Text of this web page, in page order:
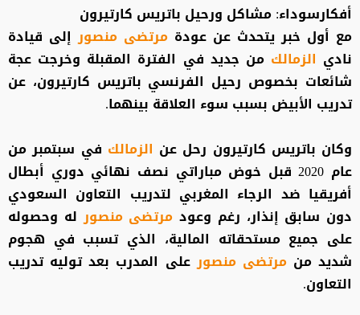
أفكارسوداء: مشاكل ورحيل باتريس كارتيرون
مع أول خبر يتحدث عن عودة مرتضى منصور إلى قيادة
نادي الزمالكمن جديد في الفترة المقبلة وخرجت عجة
شائعات بخصوص رحيل الفرنسي باتريس كارتيرون، عن
تدريب الأبيض بسبب سوء العلاقة بينهما.
وكان باتريس كارتيرون رحل عن الزمالك في سبتمبر من
عام 2020 قبل خوض مباراتي نصف نهائي دوري أبطال
أفريقيا ضد الرجاء المغربي لتدريب التعاون السعودي
دون سابق إنذار، رغم وعود مرتضى منصور له وحصوله
على جميع مستحقاته المالية، الذي تسبب في هجوم
شديد من مرتضى منصورعلى المدرب بعد توليه تدريب
التعاون.